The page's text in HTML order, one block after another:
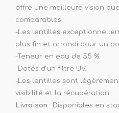
offre une meilleure vision
comparables.
-Les lentilles
plus fin et arrondi pour un
-Teneur en eau de 55 %.
-Dotés d'un filtre UV.
-Les lentilles sont
visibilité et la récupération.
Livraison : Disponibles en